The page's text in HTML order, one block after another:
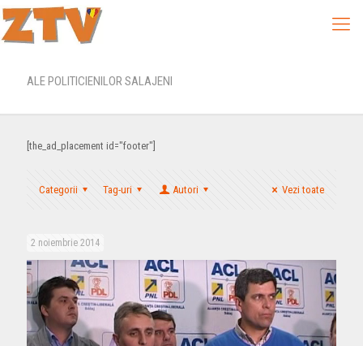
ALE POLITICIENILOR SALAJENI
[the_ad_placement id="footer"]
Categorii Tag-uri Autori Vezi toate
2 noiembrie 2014